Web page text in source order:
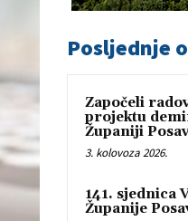
Posljednje
Započeli
projektu
Županiji
3. kolovoza 2026.
141. sjednica
Županije